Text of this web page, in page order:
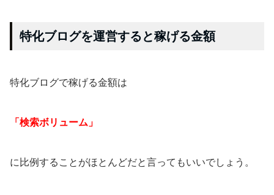
特化ブログを運営すると稼げる金額
特化ブログで稼げる金額は
「検索ボリューム」
に比例することがほとんどだと言ってもいいでしょう。